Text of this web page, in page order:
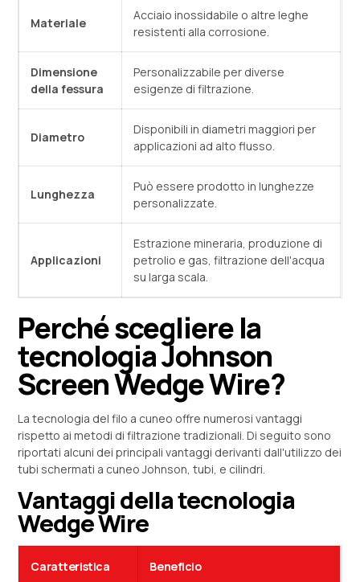
Materiale
Acciaio inossidabile o altre leghe
resistenti alla corrosione.
Dimensione
della fessura
Personalizzabile per diverse
esigenze di filtrazione.
Diametro
Disponibili in diametri maggiori per
applicazioni ad alto flusso.
Lunghezza
Può essere prodotto in lunghezze
personalizzate.
Applicazioni
Estrazione mineraria, produzione di
petrolio e gas, filtrazione dell'acqua
su larga scala.
Perché scegliere la
tecnologia Johnson
Screen Wedge Wire?
La tecnologia del filo a cuneo offre numerosi vantaggi
rispetto ai metodi di filtrazione tradizionali. Di seguito sono
riportati alcuni dei principali vantaggi derivanti dall'utilizzo dei
tubi schermati a cuneo Johnson, tubi, e cilindri.
Vantaggi della tecnologia
Wedge Wire
Caratteristica Beneficio